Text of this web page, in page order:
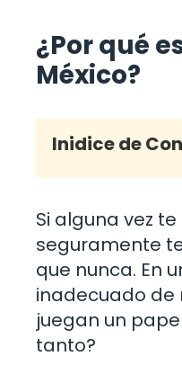
¿Por qué
México?
Inidice de
Si alguna vez
seguramente
que nunca. En
inadecuado de
juegan un
tanto?